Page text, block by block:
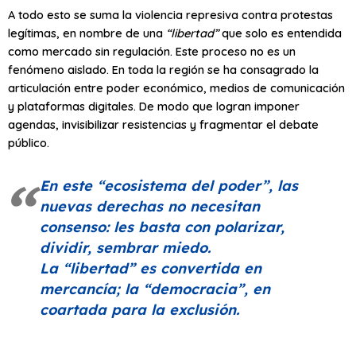
A todo esto se suma la violencia represiva contra protestas
legítimas, en nombre de una “libertad”que solo es entendida
como mercado sin regulación. Este proceso no es un
fenómeno aislado. En toda la región se ha consagrado la
articulación entre poder económico, medios de comunicación
y plataformas digitales. De modo que logran imponer
agendas, invisibilizar resistencias y fragmentar el debate
público.
En este “ecosistema del poder”, las
nuevas derechas no necesitan
consenso: les basta con polarizar,
dividir, sembrar miedo.
La “libertad”es convertida en
mercancía; la “democracia”, en
coartada para la exclusión.